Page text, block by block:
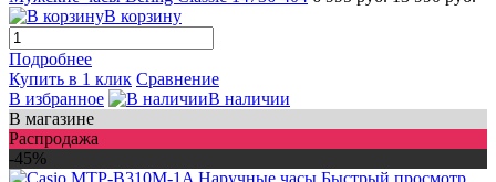
В корзину
Подробнее
Купить в 1 клик Сравнение
В избранное
В наличии
В магазине
Распродажа
-45%
Быстрый просмотр